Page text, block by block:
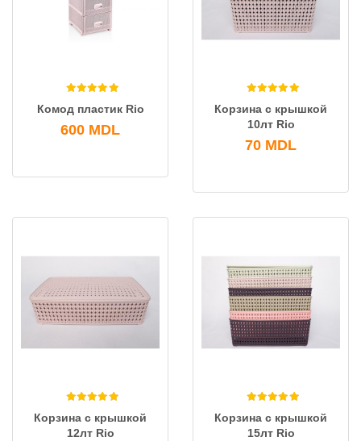
Комод пластик Rio
600 MDL
Корзина с крышкой
10лт Rio
70 MDL
Корзина с крышкой
12лт Rio
Корзина с крышкой
15лт Rio